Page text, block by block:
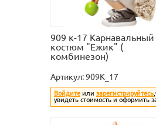
909 к-17 Карнавальный
костюм "Ежик" (
комбинезон)
Артикул:909K_17
Войдите или зарегистрируйтесь
увидеть стоимость и оформить